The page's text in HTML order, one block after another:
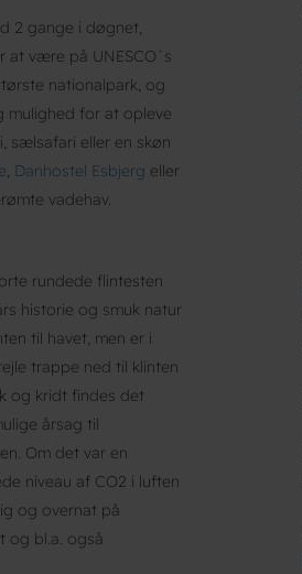
2 gange i døgnet,
at være på UNESCO´s
nationalpark, og
mulighed for at opleve
sælsafari eller en skøn
Danhostel Esbjerg eller
vadehav.
rundede flintesten
historie og smuk natur
til havet, men er i
trappe ned til klinten
og kridt findes det
årsag til
Om det var en
niveau af CO2 i luften
og overnat på
og bl.a. også